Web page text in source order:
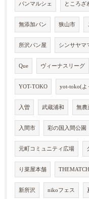
パンマルシェ ところざ
無添加パン 狭山市
所沢パン屋 シンサヤマ
Que ヴィーナスリーグ
YOT-TOKO yot-toko(よ
入曽 武蔵浦和 無農
入間市 彩の国入間公園
元町コミュニティ広場
り菜屋本舗
新所沢 nikoフェス